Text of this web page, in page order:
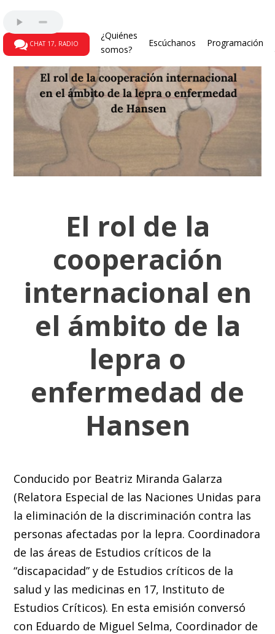
CHAT 17, RADIO
¿Quiénes
somos?
Escúchanos Programación
El rol de la
cooperación
internacional en
el ámbito de la
lepra o
enfermedad de
Hansen
Conducido por Beatriz Miranda Galarza
(Relatora Especial de las Naciones Unidas para
la eliminación de la discriminación contra las
personas afectadas por la lepra. Coordinadora
de las áreas de Estudios críticos de la
“discapacidad” y de Estudios críticos de la
salud y las medicinas en 17, Instituto de
Estudios Críticos). En esta emisión conversó
con Eduardo de Miguel Selma, Coordinador de